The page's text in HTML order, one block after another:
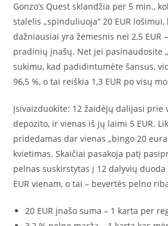
Gonzo’s Quest sklandžia per 5 min.,
stalelis „spinduliuoja“ 20 EUR
dažniausiai yra žemesnis nei 2,5 EUR
pradinių įnašų. Net jei pasinaudosite
sukimu, kad padidintumėte šansus,
96,5 %, o tai reiškia 1,3 EUR po visų
Įsivaizduokite: 12 žaidėjų dalijasi prie
depozito, ir vienas iš jų laimi 5 EUR.
pridedamas dar vienas „bingo 20
kvietimas. Skaičiai pasakoja patį
pelnas suskirstytas į 12 dalyvių
EUR vienam, o tai – bevertės pelno
20 EUR įnašo suma – 1 karta per